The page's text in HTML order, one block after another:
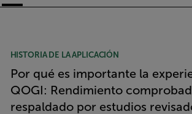
HISTORIA DE LA APLICACIÓN
Por qué es importante la
QOGI: Rendimiento
respaldado por estudios